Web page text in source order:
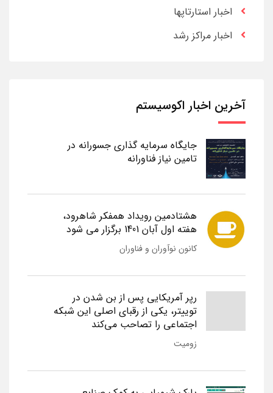
اخبار استارتاپها
اخبار مراکز رشد
آخرین اخبار اکوسیستم
جایگاه سرمایه گذاری جسورانه در
تامین نیاز فناورانه
هشتادمین رویداد همفکر شاهرود،
هفته اول آبان 1401 برگزار می شود
کانون نوآوران و فناوران
رپر آمریکایی پس از بن شدن در
توییتر، یکی از رقبای اصلی این شبکه
اجتماعی را تصاحب می‌کند
زومیت